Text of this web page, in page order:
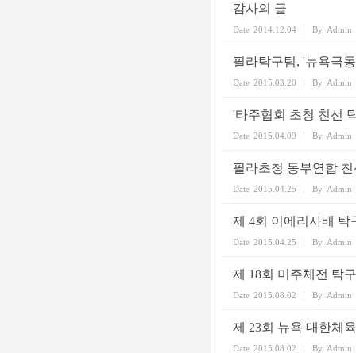
감사의 글
Date 2014.12.04 By Admin
필라탁구팀, '뉴욕극
Date 2015.03.20 By Admin
'타주협회 초청 친선
Date 2015.04.09 By Admin
필라초청 동부연합
Date 2015.04.25 By Admin
제 4회 이에리사배 탁
Date 2015.04.25 By Admin
제 18회 미주체전 탁
Date 2015.08.02 By Admin
제 23회 뉴욕 대한체
Date 2015.08.02 By Admin